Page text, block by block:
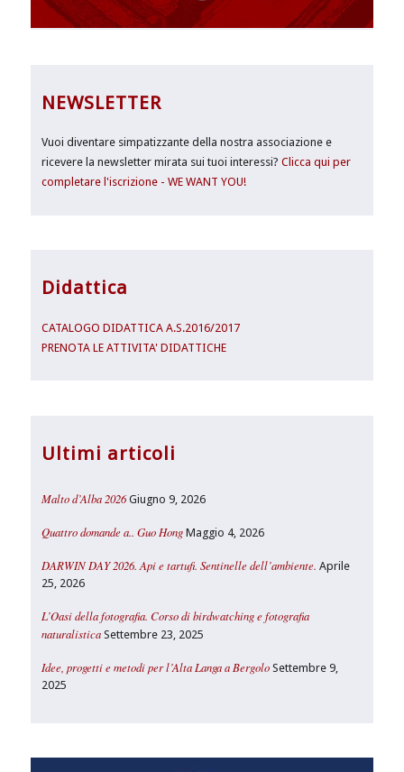
NEWSLETTER
Vuoi diventare simpatizzante della nostra associazione e
ricevere la newsletter mirata sui tuoi interessi?Clicca qui per
completare l'iscrizione - WE WANT YOU!
Didattica
CATALOGO DIDATTICA A.S.2016/2017
PRENOTA LE ATTIVITA' DIDATTICHE
Ultimi articoli
Malto d’Alba 2026 Giugno 9, 2026
Quattro domande a.. Guo Hong Maggio 4, 2026
DARWIN DAY 2026. Api e tartufi. Sentinelle dell’ambiente. Aprile
25, 2026
L’Oasi della fotografia. Corso di birdwatching e fotografia
naturalistica Settembre 23, 2025
Idee, progetti e metodi per l’Alta Langa a Bergolo Settembre 9,
2025